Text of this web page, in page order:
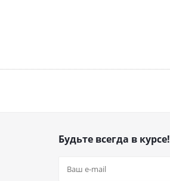
Будьте всегда в курсе!